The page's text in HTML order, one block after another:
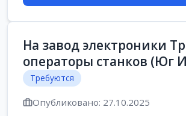
На завод электроники
операторы станков (Юг
Требуются
Опубликовано: 27.10.2025